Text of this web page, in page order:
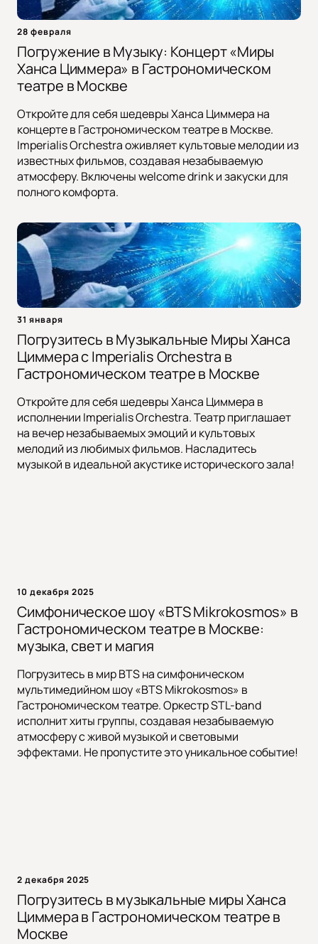
28 февраля
Погружение в Музыку: Концерт «Миры
Ханса Циммера» в Гастрономическом
театре в Москве
Откройте для себя шедевры Ханса Циммера на
концерте в Гастрономическом театре в Москве.
Imperialis Orchestra оживляет культовые мелодии из
известных фильмов, создавая незабываемую
атмосферу. Включены welcome drink и закуски для
полного комфорта.
31 января
Погрузитесь в Музыкальные Миры Ханса
Циммера с Imperialis Orchestra в
Гастрономическом театре в Москве
Откройте для себя шедевры Ханса Циммера в
исполнении Imperialis Orchestra. Театр приглашает
на вечер незабываемых эмоций и культовых
мелодий из любимых фильмов. Насладитесь
музыкой в идеальной акустике исторического зала!
10 декабря 2025
Симфоническое шоу «BTS Mikrokosmos» в
Гастрономическом театре в Москве:
музыка, свет и магия
Погрузитесь в мир BTS на симфоническом
мультимедийном шоу «BTS Mikrokosmos» в
Гастрономическом театре. Оркестр STL-band
исполнит хиты группы, создавая незабываемую
атмосферу с живой музыкой и световыми
эффектами. Не пропустите это уникальное событие!
2 декабря 2025
Погрузитесь в музыкальные миры Ханса
Циммера в Гастрономическом театре в
Москве